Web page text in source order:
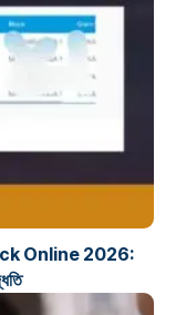
Online 2026: